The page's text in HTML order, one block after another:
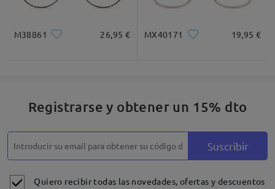
M38861 26,95 € MX40171 19,95 €
Registrarse y obtener un 15% dto
Suscribir
Quiero recibir todas las novedades, ofertas y descuentos